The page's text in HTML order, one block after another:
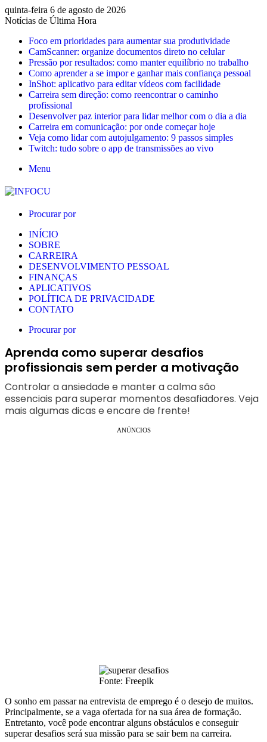
quinta-feira 6 de agosto de 2026
Notícias de Última Hora
Foco em prioridades para aumentar sua produtividade
CamScanner: organize documentos direto no celular
Pressão por resultados: como manter equilíbrio no trabalho
Como aprender a se impor e ganhar mais confiança pessoal
InShot: aplicativo para editar vídeos com facilidade
Carreira sem direção: como reencontrar o caminho
profissional
Desenvolver paz interior para lidar melhor com o dia a dia
Carreira em comunicação: por onde começar hoje
Veja como lidar com autojulgamento: 9 passos simples
Twitch: tudo sobre o app de transmissões ao vivo
Menu
Procurar por
INÍCIO
SOBRE
CARREIRA
DESENVOLVIMENTO PESSOAL
FINANÇAS
APLICATIVOS
POLÍTICA DE PRIVACIDADE
CONTATO
Procurar por
Aprenda como superar desafios
profissionais sem perder a motivação
Controlar a ansiedade e manter a calma são
essenciais para superar momentos desafiadores. Veja
mais algumas dicas e encare de frente!
ANÚNCIOS
Fonte: Freepik
O sonho em passar na entrevista de emprego é o desejo de muitos.
Principalmente, se a vaga ofertada for na sua área de formação.
Entretanto, você pode encontrar alguns obstáculos e conseguir
superar desafios será sua missão para se sair bem na carreira.